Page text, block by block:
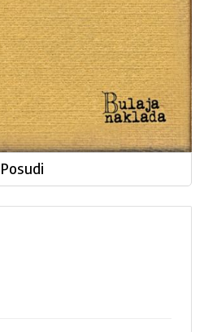
Posudi